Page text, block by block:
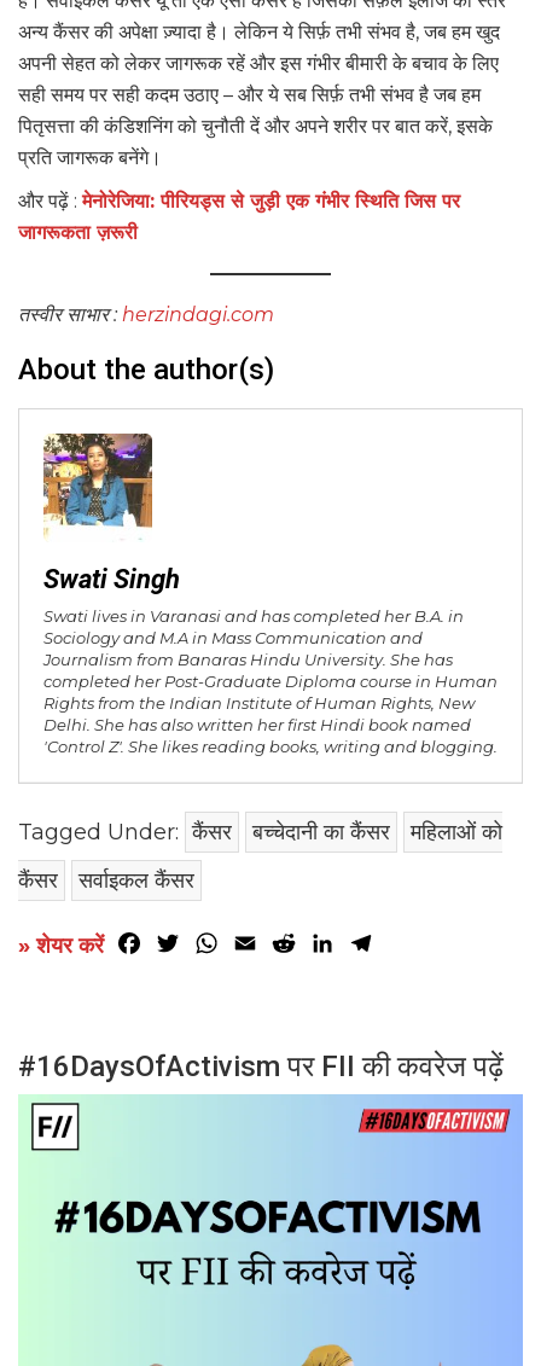
अन्य कैंसर की अपेक्षा ज़्यादा है। लेकिन ये सिर्फ़ तभी संभव है, जब हम खुद
अपनी सेहत को लेकर जागरूक रहें और इस गंभीर बीमारी के बचाव के लिए
सही समय पर सही कदम उठाए – और ये सब सिर्फ़ तभी संभव है जब हम
पितृसत्ता की कंडिशनिंग को चुनौती दें और अपने शरीर पर बात करें, इसके
प्रति जागरूक बनेंगे।
और पढ़ें :मेनोरेजिया: पीरियड्स से जुड़ी एक गंभीर स्थिति जिस पर
जागरूकता ज़रूरी
तस्वीर साभार : herzindagi.com
About the author(s)
Swati Singh
Swati lives in Varanasi and has completed her B.A. in
Sociology and M.A in Mass Communication and
Journalism from Banaras Hindu University. She has
completed her Post-Graduate Diploma course in Human
Rights from the Indian Institute of Human Rights, New
Delhi. She has also written her first Hindi book named
'Control Z'. She likes reading books, writing and blogging.
Tagged Under: कैंसर बच्चेदानी का कैंसर
महिलाओं को
कैंसर
सर्वाइकल कैंसर
» शेयर करें Facebook
TwitterWhatsApp
Email RedditLinkedIn
#16DaysOfActivism पर FII की कवरेज पढ़ें